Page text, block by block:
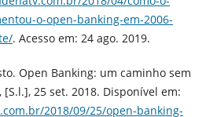
o-open-banking-em-2006-
. Acesso em: 24 ago. 2019.
Open Banking: um caminho sem
25 set. 2018. Disponível em:
2018/09/25/open-banking-